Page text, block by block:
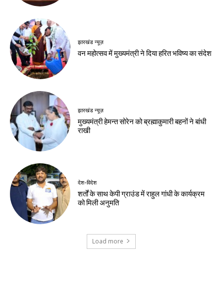
देश-विदेश
छिंदवाड़ा से आज शुरू
होगा मुख्यमंत्री जन-
विश्वास अभियान
Birsa Bhumi Live
August 7, 2026
नवीनतम लेख
वार्ता समाप्त, 10 अगस्त के विधानसभा मार्च पर
पुनर्विचार के संकेत
झारखंड न्यूज़
वन विभाग और चैंबर मिलकर चलाएंगे हरित अभियान